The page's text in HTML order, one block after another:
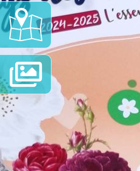
Carte
Interactive
Diaporama